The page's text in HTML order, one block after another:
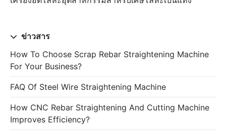
ข่าวสาร
How To Choose Scrap Rebar Straightening Machine
For Your Business?
FAQ Of Steel Wire Straightening Machine
How CNC Rebar Straightening And Cutting Machine
Improves Efficiency?